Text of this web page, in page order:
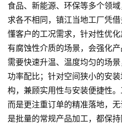
食品、新能源、环保等多个领
求各不相同，镇江当地工厂凭
懂客户的工况需求，针对性优化
有腐蚀性介质的场景，会强化
需要快速升温、温度均匀的场
功率配比；针对空间狭小的安
构，兼顾实用性与安装便捷性。
而是更注重订单的精准落地，
是批量的常规产品加工，都保